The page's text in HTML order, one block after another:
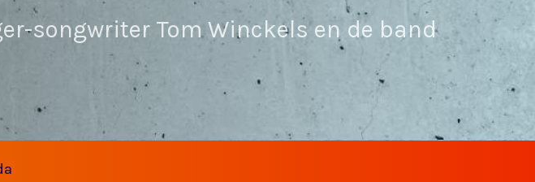
songwriter Tom Winckels en de band